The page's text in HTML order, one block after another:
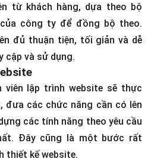
từ khách hàng, dựa theo bộ
công ty để đồng bộ theo.
đủ thuận tiện, tối giản và dễ
cập và sử dụng.
viên lập trình website sẽ thực
đưa các chức năng cần có lên
các tính năng theo yêu cầu
Đây cũng là một bước rất
thiết kế website.